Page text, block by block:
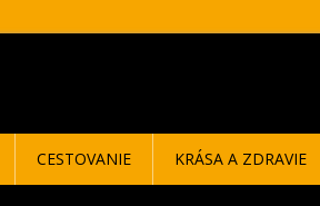
CESTOVANIE KRÁSA A ZDRAVIE